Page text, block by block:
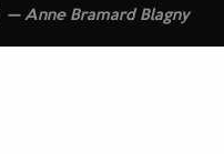
Anne Bramard Blagny